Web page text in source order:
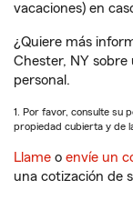
vacaciones) en
¿Quiere más
Chester, NY sobre
personal.
1. Por favor, consulte su
propiedad cubierta y de
Llame o envíe un
una cotización de